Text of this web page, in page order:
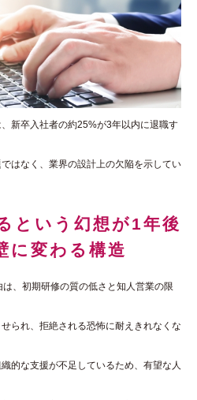
新卒入社者の約25%が3年以内に退職す
はなく、業界の設計上の欠陥を示してい
という幻想が1年後
に変わる構造
、初期研修の質の低さと知人営業の限
られ、拒絶される恐怖に耐えきれなくな
的な支援が不足しているため、有望な人